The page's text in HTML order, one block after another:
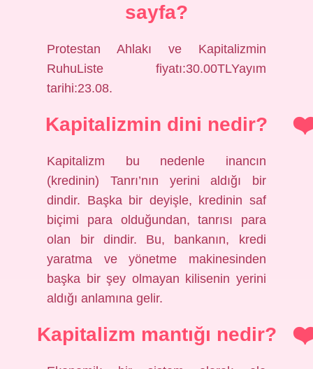
sayfa?
Protestan Ahlakı ve Kapitalizmin
RuhuListe fiyatı:30.00TLYayım
tarihi:23.08.
Kapitalizmin dini nedir?
Kapitalizm bu nedenle inancın
(kredinin) Tanrı’nın yerini aldığı bir
dindir. Başka bir deyişle, kredinin saf
biçimi para olduğundan, tanrısı para
olan bir dindir. Bu, bankanın, kredi
yaratma ve yönetme makinesinden
başka bir şey olmayan kilisenin yerini
aldığı anlamına gelir.
Kapitalizm mantığı nedir?